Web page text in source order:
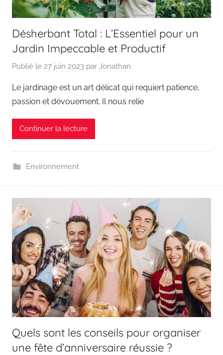
Désherbant Total : L’Essentiel pour un
Jardin Impeccable et Productif
Publié le 27 juin 2023 par Jonathan
Le jardinage est un art délicat qui requiert patience,
passion et dévouement. Il nous relie
Continuer la lecture
Environnement
Quels sont les conseils pour organiser
une fête d’anniversaire réussie ?